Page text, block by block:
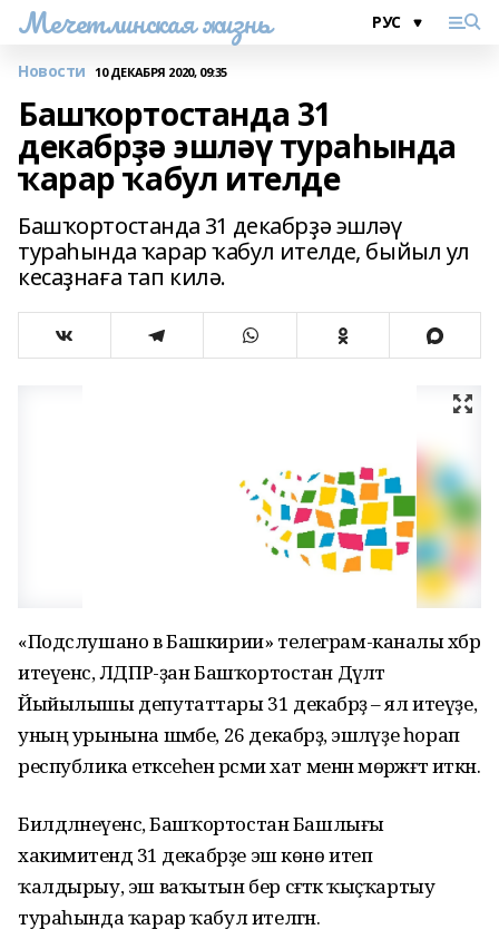
Мечетлинская жизнь
Новости 10 ДЕКАБРЯ 2020, 09:35
Башҡортостанда 31
декабрҙә эшләү тураһында
ҡарар ҡабул ителде
Башҡортостанда 31 декабрҙә эшләү
тураһында ҡарар ҡабул ителде, быйыл ул
кесаҙнаға тап килә.
«Подслушано в Башкирии» телеграм-каналы хәбәр
итеүенсә, ЛДПР-ҙан Башҡортостан Дәүләт
Йыйылышы депутаттары 31 декабрҙә – ял итеүҙе, ә
уның урынына шәмбе, 26 декабрҙә, эшләүҙе һорап
республика етәксеһенә рәсми хат менән мөрәжәғәт иткән.
Билдәләнеүенсә, Башҡортостан Башлығы
хакимиәтендә 31 декабрҙе эш көнө итеп
ҡалдырыу, эш ваҡытын бер сәғәткә ҡыҫҡартыу
тураһында ҡарар ҡабул ителгән.